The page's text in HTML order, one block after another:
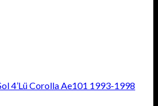
4’Lü Corolla Ae101 1993-1998